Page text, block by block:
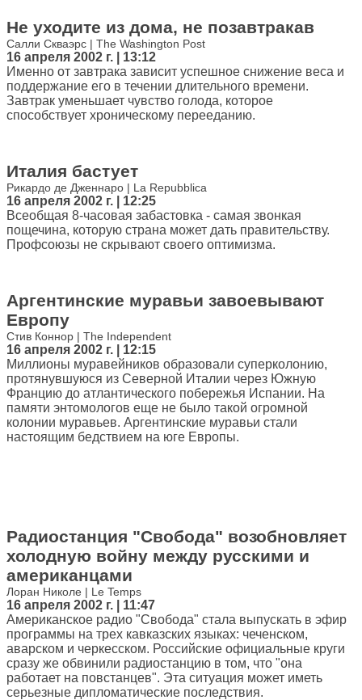
Не уходите из дома, не позавтракав
Салли Скваэрс | The Washington Post
16 апреля 2002 г. | 13:12
Именно от завтрака зависит успешное снижение веса и
поддержание его в течении длительного времени.
Завтрак уменьшает чувство голода, которое
способствует хроническому перееданию.
Италия бастует
Рикардо де Дженнаро | La Repubblica
16 апреля 2002 г. | 12:25
Всеобщая 8-часовая забастовка - самая звонкая
пощечина, которую страна может дать правительству.
Профсоюзы не скрывают своего оптимизма.
Аргентинские муравьи завоевывают
Европу
Стив Коннор | The Independent
16 апреля 2002 г. | 12:15
Миллионы муравейников образовали суперколонию,
протянувшуюся из Северной Италии через Южную
Францию до атлантического побережья Испании. На
памяти энтомологов еще не было такой огромной
колонии муравьев. Аргентинские муравьи стали
настоящим бедствием на юге Европы.
Радиостанция "Свобода" возобновляет
холодную войну между русскими и
американцами
Лоран Николе | Le Temps
16 апреля 2002 г. | 11:47
Американское радио "Свобода" стала выпускать в эфир
программы на трех кавказских языках: чеченском,
аварском и черкесском. Российские официальные круги
сразу же обвинили радиостанцию в том, что "она
работает на повстанцев". Эта ситуация может иметь
серьезные дипломатические последствия.